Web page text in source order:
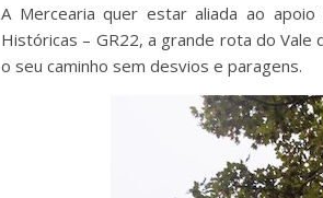
A Mercearia quer estar aliada ao
Históricas – GR22, a grande rota do Vale
o seu caminho sem desvios e paragens.